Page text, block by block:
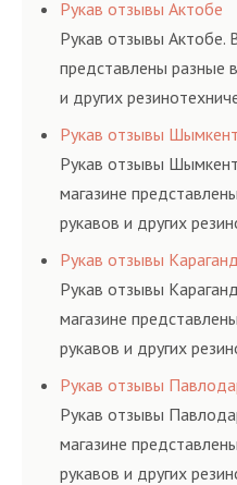
и нормативам.
Рукав отзывы Актобе
Рукав отзывы Актобе.
представлены разные
и других
соответствующих
и нормативам.
Рукав отзывы Шымкент
Рукав отзывы
магазине
рукавов и других
соответствующих
и нормативам.
Рукав отзывы
Рукав отзывы
магазине
рукавов и других
соответствующих
и нормативам.
Рукав отзывы
Рукав отзывы
магазине
рукавов и других